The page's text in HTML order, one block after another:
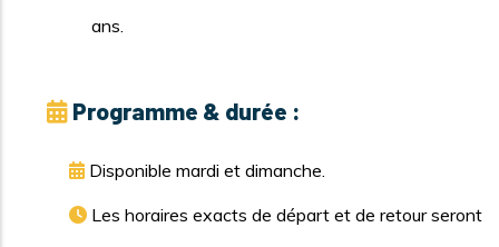
ans.
Programme & durée :
Disponible mardi et dimanche.
Les horaires exacts de départ et de retour seront